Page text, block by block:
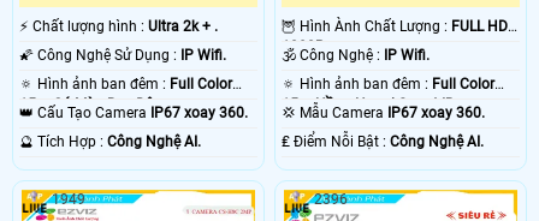
️⚡ Chất lượng hình : Ultra 2k + .
🌠 Công Nghệ Sử Dụng : IP Wifi.
🔅 Hình ảnh ban đêm : Full Color
15m Có Màu Ban Ðêm.
👑 Cấu Tạo Camera IP67 xoay 360.
️🔮 Tích Hợp : Công Nghệ AI.
🦉 Hình Ành Chất Lượng : FULL HD
1080P .
🕉️ Công Nghệ : IP Wifi.
🔅 Hình ảnh ban đêm : Full Color
15m Hồng Ngoại Smart IR.
💢 Mẫu Camera IP67 xoay 360.
️₤ Điểm Nỗi Bật :Công Nghệ AI.
1949 2396